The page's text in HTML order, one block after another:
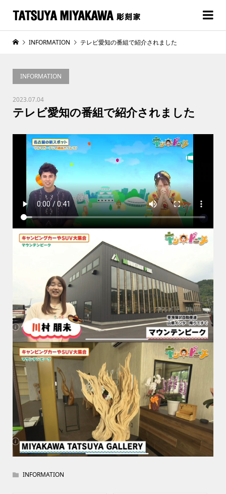
INFORMATION
2023.07.04
テレビ愛知の番組で紹介されました
INFORMATION テレビ愛知の番組で紹介されました
INFORMATION